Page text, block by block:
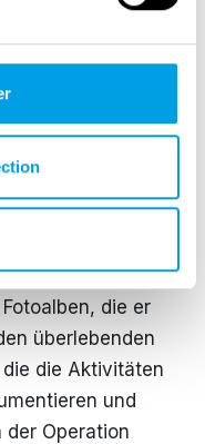
Er wurde
die Kleidung von
er hineinging,
ein jüdischer
Axthieb
Jahr 2015,
die er
überlebenden
die Aktivitäten
und
der Operation